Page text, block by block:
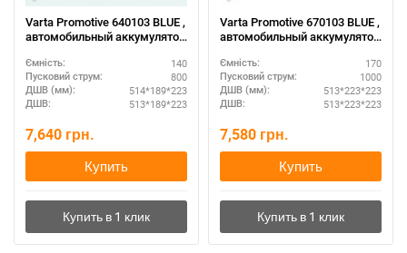
Varta Promotive 640103 BLUE ,
автомобильный аккумулятор
емкость - 140 Ампер/часов,
размер: 514 Х 189 Х 223 ,
пуск. Ток: 800 Ампер.
Ємність: 140
Пусковий струм: 800
ДШВ (мм): 514*189*223
ДШВ: 513*189*223
7,640 грн.
Купить
Varta Promotive 670103 BLUE ,
автомобильный аккумулятор
емкость - 170 Ампер/часов,
размер: 513 Х 223 Х 223 ,
пуск. Ток: 1000 Ампер.
Ємність: 170
Пусковий струм: 1000
ДШВ (мм): 513*223*223
ДШВ: 513*223*223
7,580 грн.
Купить